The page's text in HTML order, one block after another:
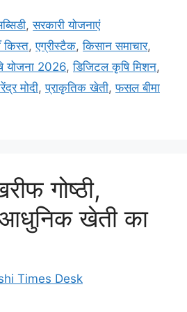
,सरकारी योजनाएं
किस्त,एग्रीस्टैक,किसान समाचार,
योजना 2026,डिजिटल कृषि मिशन,
मोदी,प्राकृतिक खेती,फसल बीमा
गोष्ठी,
आधुनिक खेती का
Times Desk